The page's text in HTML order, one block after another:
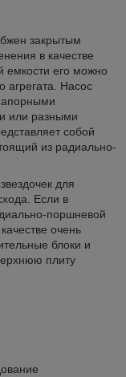
закрытым
в качестве
емкости его можно
агрегата. Насос
или разными
собой
из радиально-
для
Если в
поршневой
очень
блоки и
плиту